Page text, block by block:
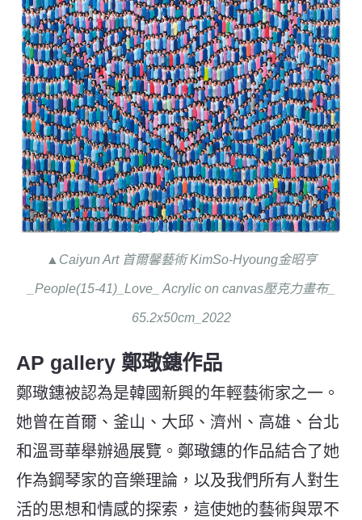
▲Caiyun Art 首爾馨藝術 KimSo-Hyoung金昭亨
_People(15-41)_Love_ Acrylic on canvas壓克力畫布_
65.2x50cm_2022
AP gallery 鄭璥鏸作品
鄭璥鏸被認為是韓國新興的年輕藝術家之一。
她曾在首爾、釜山、大邱、濟州、高雄、台北
和溫哥華舉辦過展覽。鄭璥鏸的作品結合了她
作為鋼琴家的音樂理論，以及我們所有人對生
活的思想和情感的探索，這使她的藝術與眾不